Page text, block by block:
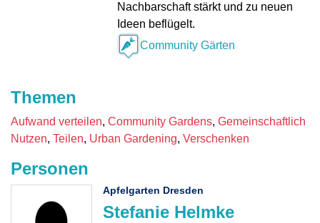
Nachbarschaft stärkt und zu neuen
Ideen beflügelt.
Community Gärten
Themen
Aufwand verteilen Community Gardens Gemeinschaftlich
Nutzen Teilen Urban Gardening Verschenken
Personen
Stefanie Helmke
Apfelgarten Dresden